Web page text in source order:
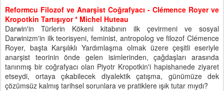
Reformcu Filozof ve Anarşist Coğrafyacı - Clémence Royer ve
Kropotkin Tartışıyor * Michel Huteau
Darwin'in Türlerin Kökeni kitabının ilk çevirmeni ve sosyal
Darwinizm'in ilk teorisyeni, feminist, antropolog ve filozof Clémence
Royer, başta Karşılıklı Yardımlaşma olmak üzere çeşitli eseriyle
anarşist teorinin önde gelen isimlerinden, çağdaşları arasında
tanınmış bir coğrafyacı olan Piyotr Kropotkin'i hapishanede ziyaret
etseydi, ortaya çıkabilecek diyalektik çatışma, günümüze dek
çözümsüz kalmış tarihsel sorunlara ve pratiklere ışık tutar mıydı?